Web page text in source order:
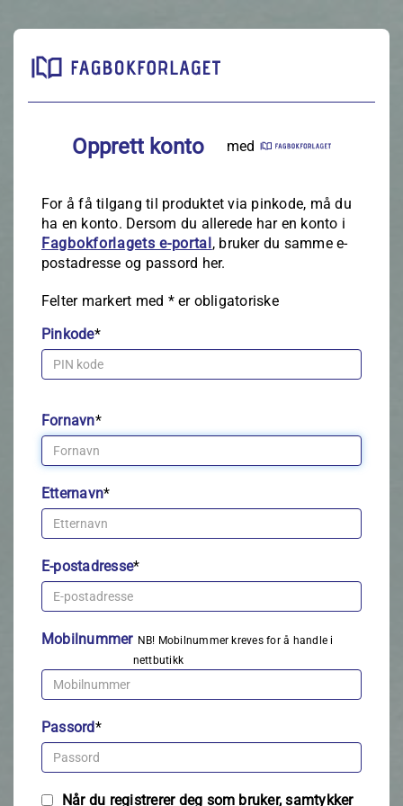
Opprett konto med
For å få tilgang til produktet via pinkode, må du
ha en konto. Dersom du allerede har en konto i
Fagbokforlagets e‑portal, bruker du samme e-
postadresse og passord her.
Felter markert med *er obligatoriske
Pinkode*
Fornavn*
Etternavn*
E-postadresse*
Mobilnummer NB! Mobilnummer kreves for å handle i
nettbutikk
Passord*
Når du registrerer deg som bruker, samtykker